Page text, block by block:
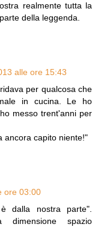
realmente tutta la
della leggenda.
alle ore 15:43
per qualcosa che
in cucina. Le ho
messo trent'anni per
ancora capito niente!"
ore 03:00
dalla nostra parte".
dimensione spazio